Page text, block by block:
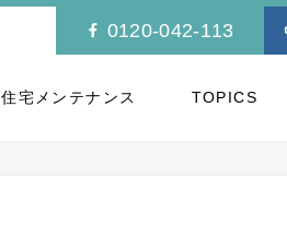
住宅メンテナンス TOPICS
0120-042-113